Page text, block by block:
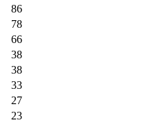
86
78
66
38
38
33
27
23